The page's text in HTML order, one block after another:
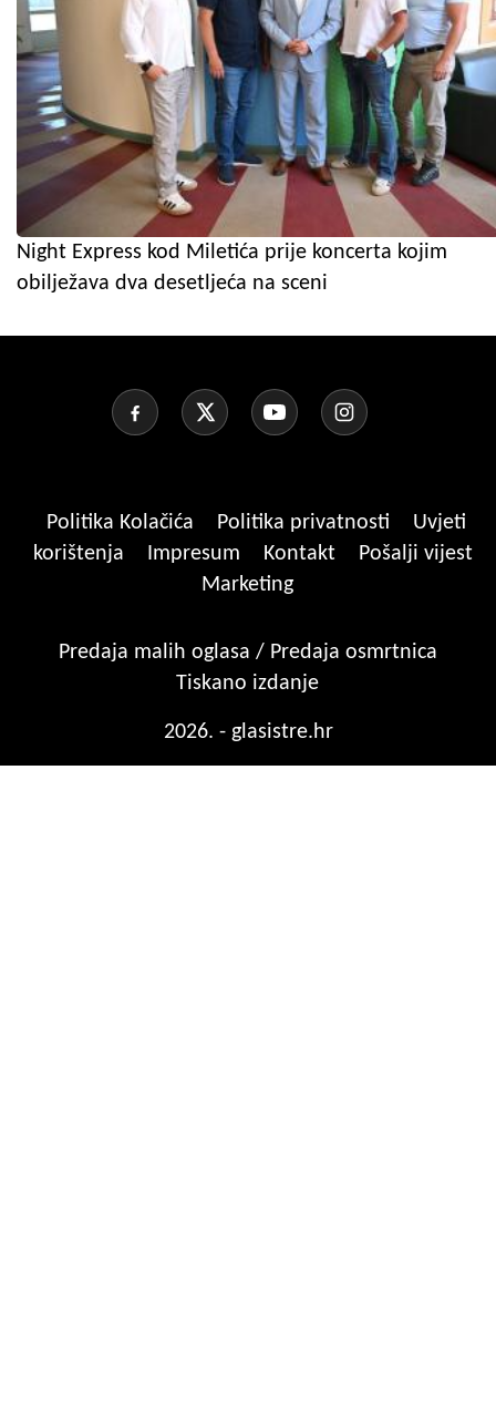
Night Express kod Miletića prije koncerta kojim
obilježava dva desetljeća na sceni
Politika Kolačića Politika privatnosti
Uvjeti
korištenja
Impresum Kontakt
Pošalji vijest
Marketing
Predaja malih oglasa / Predaja osmrtnica
Tiskano izdanje
2026. - glasistre.hr